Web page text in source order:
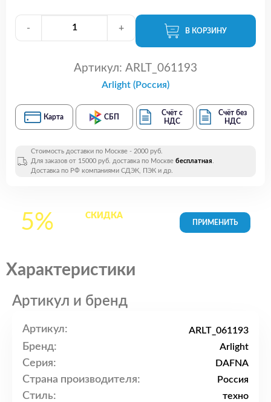
- + В КОРЗИНУ
Артикул: ARLT_061193
Arlight (Россия)
Карта СБП
Счёт с
НДС
Счёт без
НДС
Стоимость доставки по Москве - 2000 руб.
Для заказов от 15000 руб. доставка по Москве бесплатная.
Доставка по РФ компаниями СДЭК, ПЭК и др.
5% СКИДКАна все
Характеристики
Артикул и бренд
Артикул: ARLT_061193
Бренд: Arlight
Серия: DAFNA
Страна производителя: Россия
Стиль: техно